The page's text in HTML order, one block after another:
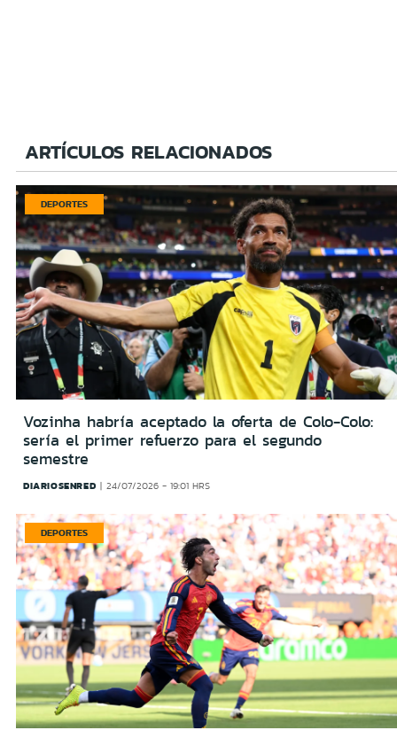
ARTÍCULOS RELACIONADOS
DEPORTES
Vozinha habría aceptado la oferta de Colo-Colo:
sería el primer refuerzo para el segundo
semestre
DIARIOSENRED 24/07/2026 - 19:01 HRS
DEPORTES